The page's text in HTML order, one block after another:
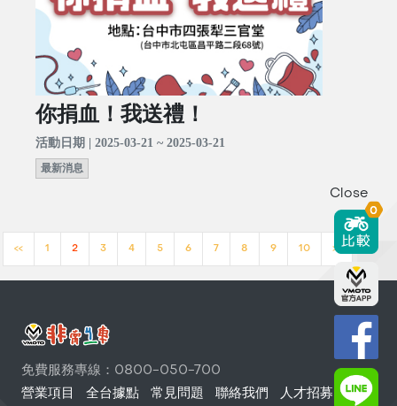
你捐血！我送禮！
活動日期 | 2025-03-21 ~ 2025-03-21
最新消息
<< 1 2 3 4 5 6 7 8 9 10 >>
免費服務專線：0800-050-700
營業項目
全台據點 常見問題 聯絡我們 人才招募
Close
0